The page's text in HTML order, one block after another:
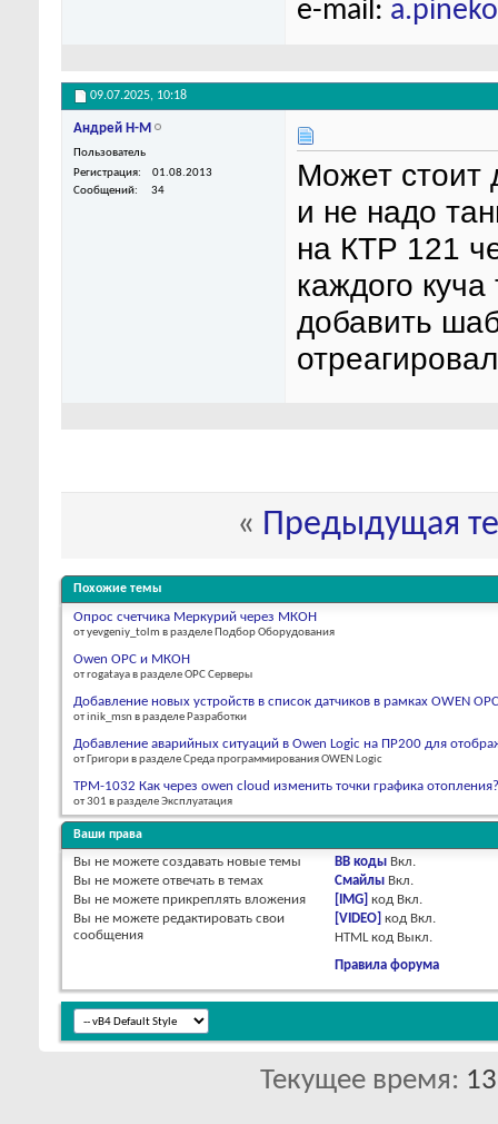
e-mail:
09.07.2025, 10:18
Андрей Н-М
Пользователь
Регистрация
01.08.2013
Сообщений
34
Может стоит
и не надо
на КТР 121
каждого
добавить
« Предыдущая
Похожие темы
Опрос счетчика Меркурий через МКОН
от yevgeniy_tolm в разделе Подбор Оборудования
Owen OPC и МКОН
от rogataya в разделе OPC Серверы
Добавление новых устройств в список датчиков в рамках OWEN
от inik_msn в разделе Разработки
Добавление аварийных ситуаций в Owen Logic на ПР200 для
от Григори в разделе Среда программирования OWEN Logic
ТРМ-1032 Как через owen cloud изменить точки графика отопления?
от 301 в разделе Эксплуатация
Ваши права
Вы не можете создавать новые темы
Вы не можете отвечать в темах
Вы не можете прикреплять вложения
Вы не можете редактировать свои
сообщения
BB коды Вкл.
Смайлы Вкл.
[IMG] код Вкл.
[VIDEO] код Вкл.
HTML код Выкл.
Правила форума
Текущее время: